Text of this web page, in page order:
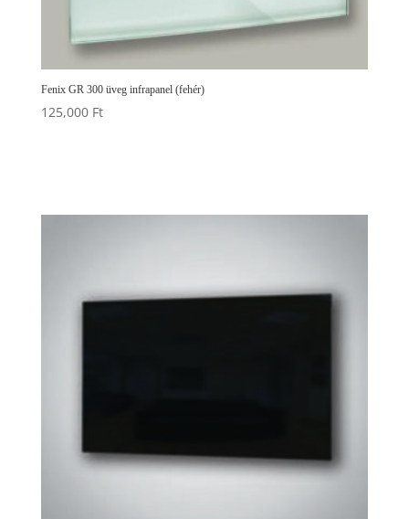
Fenix GR 300 üveg infrapanel (fehér)
125,000 Ft